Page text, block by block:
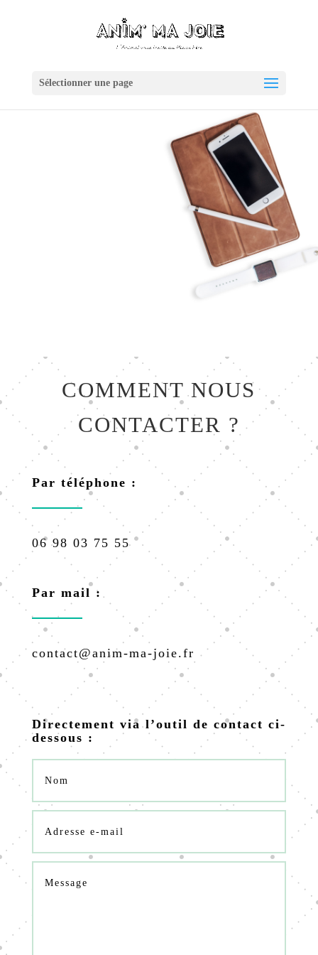
Sélectionner une page
COMMENT NOUS
CONTACTER ?
Par téléphone :
06 98 03 75 55
Par mail :
contact@anim-ma-joie.fr
Directement via l’outil de contact ci-
dessous :